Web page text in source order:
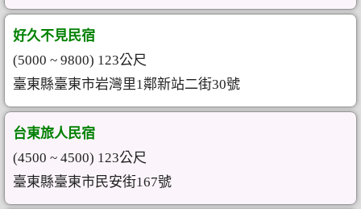
好久不見民宿
(5000 ~ 9800) 123公尺
臺東縣臺東市岩灣里1鄰新站二街30號
台東旅人民宿
(4500 ~ 4500) 123公尺
臺東縣臺東市民安街167號